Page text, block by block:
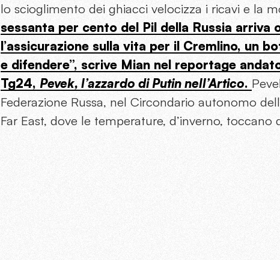
lo scioglimento dei ghiacci velocizza i ricavi e la
sessanta per cento del Pil della Russia arriva
l’assicurazione sulla vita per il Cremlino, un
e difendere”, scrive Mian nel reportage
Tg24, Pevek, l’azzardo di Putin nell’Artico.
Federazione Russa, nel Circondario autonomo
Far East, dove le temperature, d’inverno, toccano